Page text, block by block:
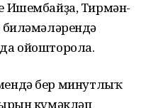
Ишембайҙа, Тирмән-
ойошторола.
бер минутлыҡ
күмәкләп